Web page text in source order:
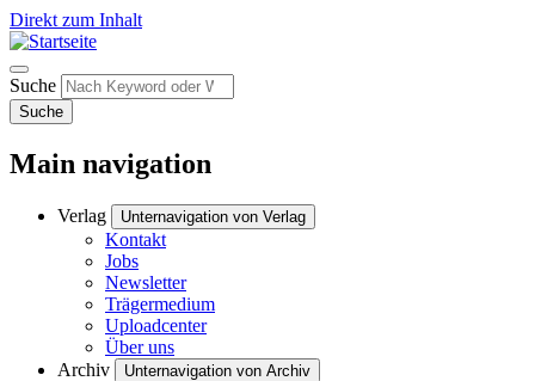
Direkt zum Inhalt
Suche
Suche
Main navigation
Verlag Unternavigation von Verlag
Kontakt
Jobs
Newsletter
Trägermedium
Uploadcenter
Über uns
Archiv
Unternavigation von Archiv